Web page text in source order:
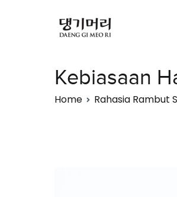
Kebiasaan
Home Rahasia Rambut